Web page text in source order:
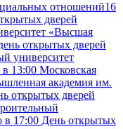
отношений16
дверей
«Высшая
открытых дверей
университет
в 13:00 Московская
академия им.
открытых дверей
в 17:00 День открытых